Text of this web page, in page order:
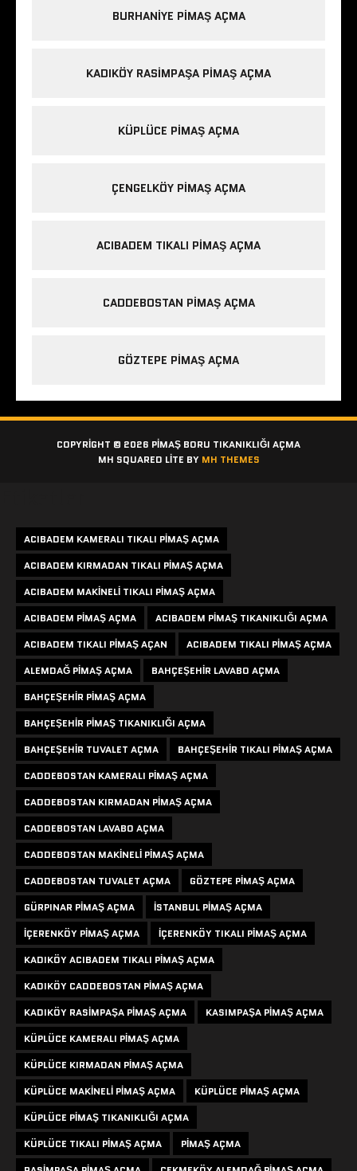
BURHANIYE PIMAŞ AÇMA
KADIKÖY RASIMPAŞA PIMAŞ AÇMA
KÜPLÜCE PIMAŞ AÇMA
ÇENGELKÖY PIMAŞ AÇMA
ACIBADEM TIKALI PIMAŞ AÇMA
CADDEBOSTAN PIMAŞ AÇMA
GÖZTEPE PIMAŞ AÇMA
COPYRIGHT © 2026 PIMAŞ BORU TIKANIKLIĞI AÇMA
MH SQUARED LITE BY MH THEMES
ACIBADEM KAMERALI TIKALI PIMAŞ AÇMA
ACIBADEM KIRMADAN TIKALI PIMAŞ AÇMA
ACIBADEM MAKINELI TIKALI PIMAŞ AÇMA
ACIBADEM PIMAŞ AÇMA
ACIBADEM PIMAŞ TIKANIKLIĞI AÇMA
ACIBADEM TIKALI PIMAŞ AÇAN
ACIBADEM TIKALI PIMAŞ AÇMA
ALEMDAĞ PIMAŞ AÇMA
BAHÇEŞEHIR LAVABO AÇMA
BAHÇEŞEHIR PIMAŞ AÇMA
BAHÇEŞEHIR PIMAŞ TIKANIKLIĞI AÇMA
BAHÇEŞEHIR TUVALET AÇMA
BAHÇEŞEHIR TIKALI PIMAŞ AÇMA
CADDEBOSTAN KAMERALI PIMAŞ AÇMA
CADDEBOSTAN KIRMADAN PIMAŞ AÇMA
CADDEBOSTAN LAVABO AÇMA
CADDEBOSTAN MAKINELI PIMAŞ AÇMA
CADDEBOSTAN TUVALET AÇMA
GÖZTEPE PIMAŞ AÇMA
GÜRPINAR PIMAŞ AÇMA
ISTANBUL PIMAŞ AÇMA
IÇERENKÖY PIMAŞ AÇMA
IÇERENKÖY TIKALI PIMAŞ AÇMA
KADIKÖY ACIBADEM TIKALI PIMAŞ AÇMA
KADIKÖY CADDEBOSTAN PIMAŞ AÇMA
KADIKÖY RASIMPAŞA PIMAŞ AÇMA
KASIMPAŞA PIMAŞ AÇMA
KÜPLÜCE KAMERALI PIMAŞ AÇMA
KÜPLÜCE KIRMADAN PIMAŞ AÇMA
KÜPLÜCE MAKINELI PIMAŞ AÇMA
KÜPLÜCE PIMAŞ AÇMA
KÜPLÜCE PIMAŞ TIKANIKLIĞI AÇMA
KÜPLÜCE TIKALI PIMAŞ AÇMA
PIMAŞ AÇMA